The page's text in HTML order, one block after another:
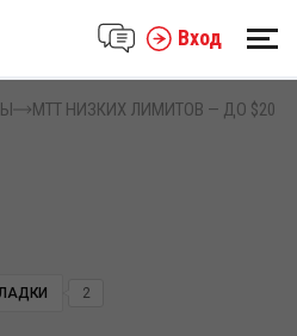
Вход
MTT НИЗКИХ ЛИМИТОВ — ДО $20
2